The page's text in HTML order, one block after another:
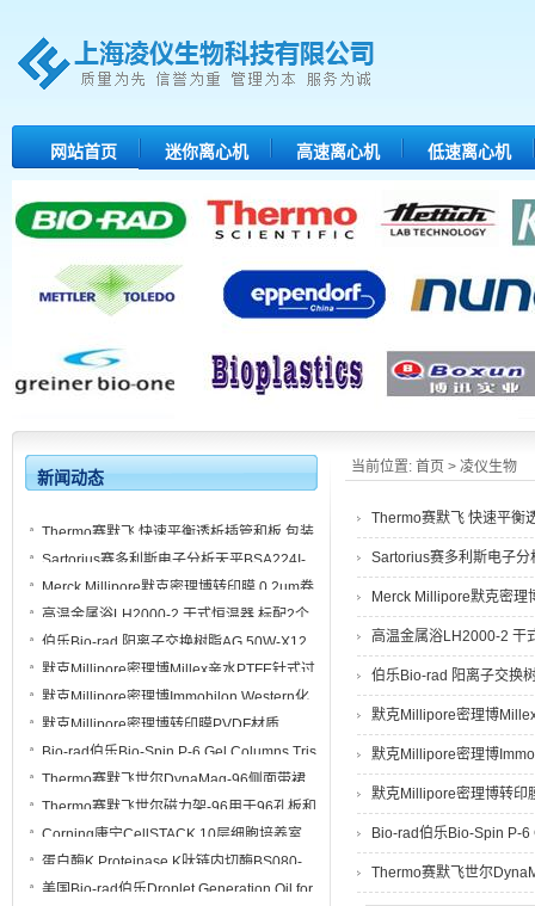
网站首页 迷你离心机 高速离心机 低速离心机
当前位置: 首页 > 凌仪生物
Thermo赛默飞 快速平衡
Sartorius赛多利斯电子
Merck Millipore默克密理
高温金属浴LH2000-2 干
伯乐Bio-rad 阳离子交换
默克Millipore密理博
默克Millipore密理博
默克Millipore密理博转印
Bio-rad伯乐Bio-Spin P-
Thermo赛默飞世尔
新闻动态
Thermo赛默飞 快速平衡透析插管和板 包装
250个插件 89810
Sartorius赛多利斯电子分析天平BSA224I-
1CCN 万分之一 220g 内校
Merck Millipore默克密理博转印膜 0.2um卷
膜ISEQ00010
高温金属浴LH2000-2 干式恒温器 标配2个
模块
伯乐Bio-rad 阳离子交换树脂AG 50W-X12
规格500g 货号 1421641
默克Millipore密理博Millex亲水PTFE针式过
滤器SLLG033NS SLLG033NB
默克Millipore密理博Immobilon Western化
学发光HRP底物WBKLS0100 WBKLS0500
默克Millipore密理博转印膜PVDF材质
IPVH00010卷膜27cmx3.75m
Bio-rad伯乐Bio-Spin P-6 Gel Columns Tris
Buffer凝胶柱7326227
Thermo赛默飞世尔DynaMag-96侧面带裙
边磁力架12027
Thermo赛默飞世尔磁力架-96用于96孔板和
PCR板AM10027
Corning康宁CellSTACK 10层细胞培养室
细胞工厂3271
蛋白酶K Proteinase K肽链内切酶BS080-
100mg 丝氨酸蛋白酶
美国Bio-rad伯乐Droplet Generation Oil for